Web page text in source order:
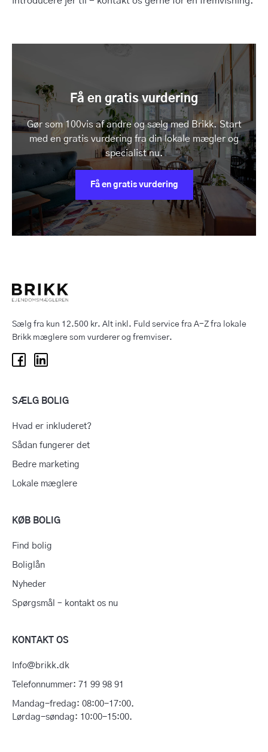
Få en gratis vurdering
Gør som 100vis af andre og sælg med Brikk. Start
med en gratis vurdering fra din lokale mægler og
specialist nu.
Få en gratis vurdering
Sælg fra kun 12.500 kr. Alt inkl. Fuld service fra A-Z fra lokale
Brikk mæglere som vurderer og fremviser.
SÆLG BOLIG
Hvad er inkluderet?
Sådan fungerer det
Bedre marketing
Lokale mæglere
KØB BOLIG
Find bolig
Boliglån
Nyheder
Spørgsmål – kontakt os nu
KONTAKT OS
Info@brikk.dk
Telefonnummer: 71 99 98 91
Mandag-fredag: 08:00-17:00.
Lørdag-søndag: 10:00-15:00.